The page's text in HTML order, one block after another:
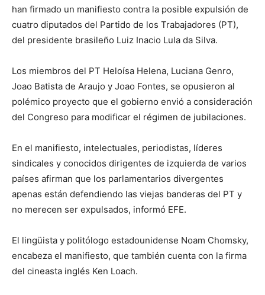
han firmado un manifiesto contra la posible expulsión de
cuatro diputados del Partido de los Trabajadores (PT),
del presidente brasileño Luiz Inacio Lula da Silva.
Los miembros del PT Heloísa Helena, Luciana Genro,
Joao Batista de Araujo y Joao Fontes, se opusieron al
polémico proyecto que el gobierno envió a consideración
del Congreso para modificar el régimen de jubilaciones.
En el manifiesto, intelectuales, periodistas, líderes
sindicales y conocidos dirigentes de izquierda de varios
países afirman que los parlamentarios divergentes
apenas están defendiendo las viejas banderas del PT y
no merecen ser expulsados, informó EFE.
El lingüista y politólogo estadounidense Noam Chomsky,
encabeza el manifiesto, que también cuenta con la firma
del cineasta inglés Ken Loach.